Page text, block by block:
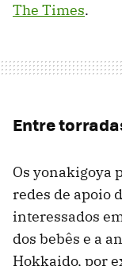
The Times.
Entre
Os yonakigoya
redes de apoio
interessados
dos bebês e a
Hokkaido, por